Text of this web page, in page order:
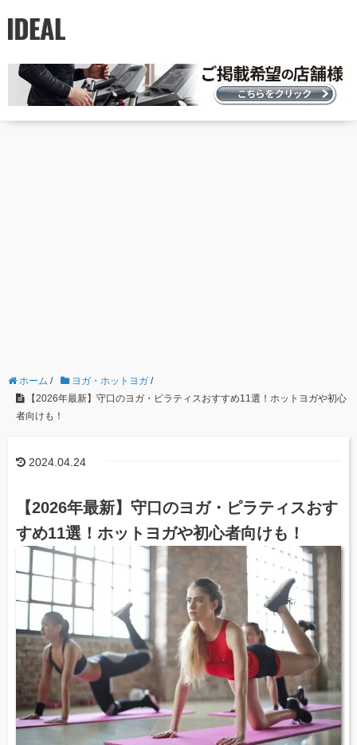
ホーム / ヨガ・ホットヨガ /
【2026年最新】守口のヨガ・ピラティスおすすめ11選！ホットヨガや初心
者向けも！
2024.04.24
【2026年最新】守口のヨガ・ピラティスおす
すめ11選！ホットヨガや初心者向けも！